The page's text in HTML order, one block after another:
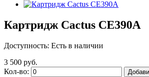
Картридж Cactus CE390A
Доступность: Есть в наличии
3 500 руб.
Кол-во: